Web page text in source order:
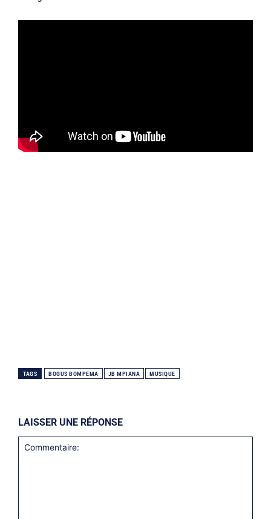
TAGS BOGUS BOMPEMA JB MPIANA MUSIQUE
LAISSER UNE RÉPONSE